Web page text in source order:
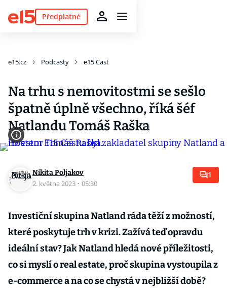
Předplatné
e15.cz Podcasty e15 Cast
Na trhu s nemovitostmi se sešlo
špatně úplně všechno, říká šéf
Natlandu Tomáš Raška
Nikita Poljakov
2. května 2023 · 05:30
1
Investiční skupina Natland ráda těží z možností,
které poskytuje trh v krizi. Zažívá teď opravdu
ideální stav? Jak Natland hledá nové příležitosti,
co si myslí o real estate, proč skupina vystoupila z
e-commerce a na co se chystá v nejbližší době?